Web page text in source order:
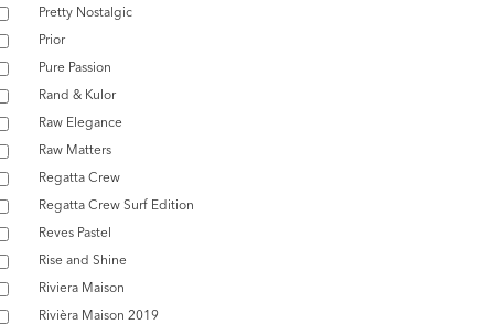
Pretty Nostalgic
Prior
Pure Passion
Rand & Kulor
Raw Elegance
Raw Matters
Regatta Crew
Regatta Crew Surf Edition
Reves Pastel
Rise and Shine
Riviera Maison
Rivièra Maison 2019